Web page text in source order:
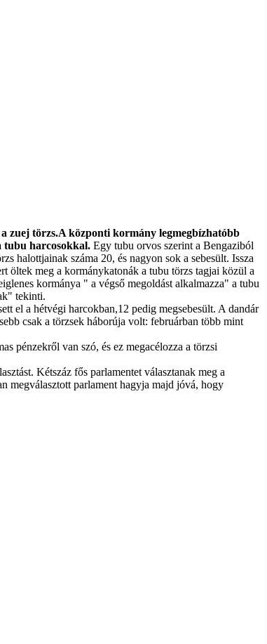
zuej törzs.A központi kormány legmegbízhatóbb
tubu harcosokkal. Egy tubu orvos szerint a Bengaziból
halottjainak száma 20, és nagyon sok a sebesült. Issza
öltek meg a kormánykatonák a tubu törzs tagjai közül a
kormánya " a végső megoldást alkalmazza" a tubu
tekinti.
el a hétvégi harcokban,12 pedig megsebesült. A dandár
csak a törzsek háborúja volt: februárban több mint
pénzekről van szó, és ez megacélozza a törzsi
Kétszáz fős parlamentet választanak meg a
megválasztott parlament hagyja majd jóvá, hogy